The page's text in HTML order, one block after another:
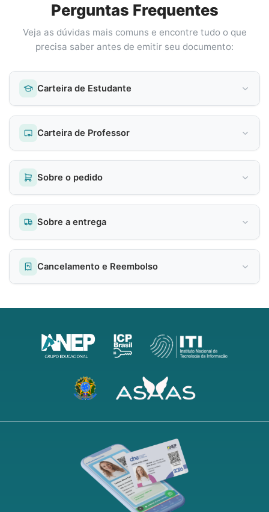
Perguntas Frequentes
Veja as dúvidas mais comuns e encontre tudo o que
precisa saber antes de emitir seu documento:
Carteira de Estudante
Carteira de Professor
Sobre o pedido
Sobre a entrega
Cancelamento e Reembolso